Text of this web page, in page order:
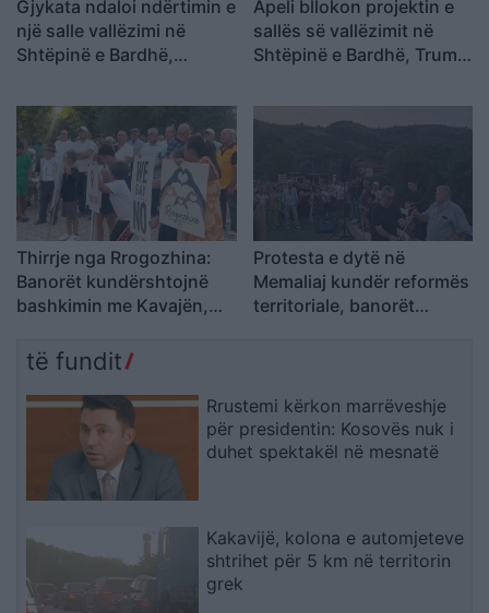
Gjykata ndaloi ndërtimin e
një salle vallëzimi në
Shtëpinë e Bardhë,
çojmë çështjen në
Gjykatën e Lartë
Apeli bllokon projektin e
sallës së vallëzimit në
Shtëpinë e Bardhë, Trump
Supreme: Vendim politik
dhe i tmerrshëm
Thirrje nga Rrogozhina:
Banorët kundërshtojnë
bashkimin me Kavajën,
bashkisë së tyre
Protesta e dytë në
Memaliaj kundër reformës
territoriale, banorët
të fundit
Rrustemi kërkon marrëveshje
për presidentin: Kosovës nuk i
duhet spektakël në mesnatë
Kakavijë, kolona e automjeteve
shtrihet për 5 km në territorin
grek